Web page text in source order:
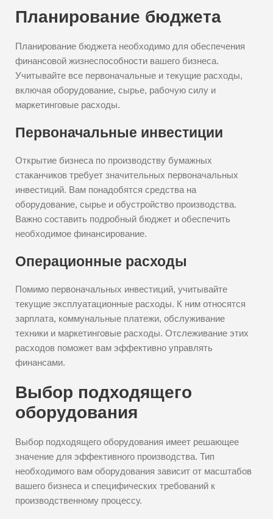
Планирование бюджета
Планирование бюджета необходимо для обеспечения
финансовой жизнеспособности вашего бизнеса.
Учитывайте все первоначальные и текущие расходы,
включая оборудование, сырье, рабочую силу и
маркетинговые расходы.
Первоначальные инвестиции
Открытие бизнеса по производству бумажных
стаканчиков требует значительных первоначальных
инвестиций. Вам понадобятся средства на
оборудование, сырье и обустройство производства.
Важно составить подробный бюджет и обеспечить
необходимое финансирование.
Операционные расходы
Помимо первоначальных инвестиций, учитывайте
текущие эксплуатационные расходы. К ним относятся
зарплата, коммунальные платежи, обслуживание
техники и маркетинговые расходы. Отслеживание этих
расходов поможет вам эффективно управлять
финансами.
Выбор подходящего
оборудования
Выбор подходящего оборудования имеет решающее
значение для эффективного производства. Тип
необходимого вам оборудования зависит от масштабов
вашего бизнеса и специфических требований к
производственному процессу.